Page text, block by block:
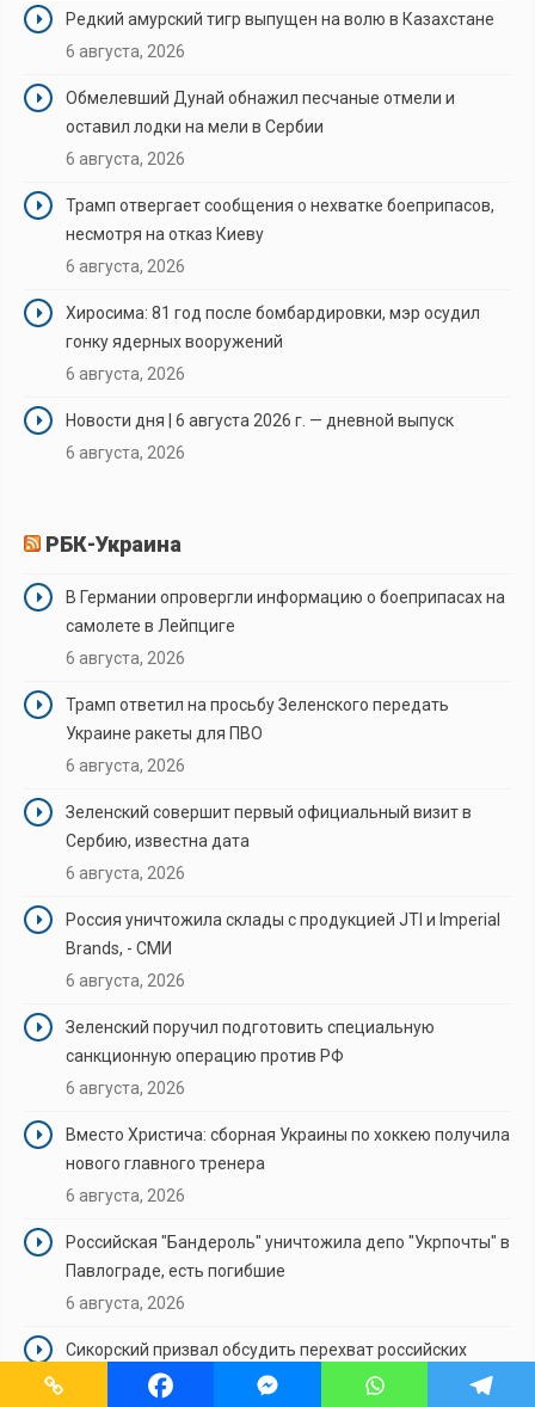
Редкий амурский тигр выпущен на волю в Казахстане
6 августа, 2026
Обмелевший Дунай обнажил песчаные отмели и
оставил лодки на мели в Сербии
6 августа, 2026
Трамп отвергает сообщения о нехватке боеприпасов,
несмотря на отказ Киеву
6 августа, 2026
Хиросима: 81 год после бомбардировки, мэр осудил
гонку ядерных вооружений
6 августа, 2026
Новости дня | 6 августа 2026 г. — дневной выпуск
6 августа, 2026
РБК-Украина
В Германии опровергли информацию о боеприпасах на
самолете в Лейпциге
6 августа, 2026
Трамп ответил на просьбу Зеленского передать
Украине ракеты для ПВО
6 августа, 2026
Зеленский совершит первый официальный визит в
Сербию, известна дата
6 августа, 2026
Россия уничтожила склады с продукцией JTI и Imperial
Brands, - СМИ
6 августа, 2026
Зеленский поручил подготовить специальную
санкционную операцию против РФ
6 августа, 2026
Вместо Христича: сборная Украины по хоккею получила
нового главного тренера
6 августа, 2026
Российская "Бандероль" уничтожила депо "Укрпочты" в
Павлограде, есть погибшие
6 августа, 2026
Сикорский призвал обсудить перехват российских
ракет над Украиной